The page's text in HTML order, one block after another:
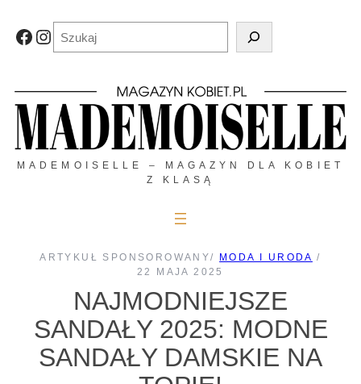
treściFacebook
Instagram
MADEMOISELLE – MAGAZYN DLA KOBIET
Z KLASĄ
ARTYKUŁ SPONSOROWANY/ MODA I URODA /
22 MAJA 2025
NAJMODNIEJSZE
SANDAŁY 2025: MODNE
SANDAŁY DAMSKIE NA